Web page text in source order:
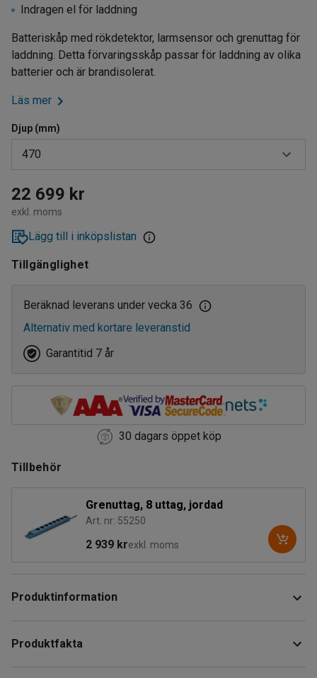
Indragen el för laddning
Batteriskåp med rökdetektor, larmsensor och grenuttag för
laddning. Detta förvaringsskåp passar för laddning av olika
batterier och är brandisolerat.
Läs mer
Djup (mm)
470
470
620
22 699 kr
exkl. moms
Lägg till i inköpslistan
Tillgänglighet
Beräknad leverans under vecka 36
Alternativ med kortare leveranstid
Garantitid 7 år
30 dagars öppet köp
Tillbehör
Grenuttag, 8 uttag, jordad
Art. nr: 55250
2 939 krexkl. moms
Produktinformation
laddning av litiumjonbatterier. Detta förvaringsskåp har
Produktfakta